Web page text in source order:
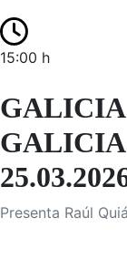
15:00 h
Presenta Raúl